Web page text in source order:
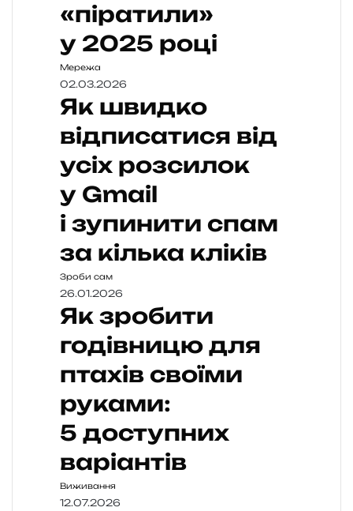
«піратили»
у 2025 році
Мережа
02.03.2026
Як швидко
відписатися від
усіх розсилок
у Gmail
і зупинити спам
за кілька кліків
Зроби сам
26.01.2026
Як зробити
годівницю для
птахів своїми
руками:
5 доступних
варіантів
Виживання
12.07.2026